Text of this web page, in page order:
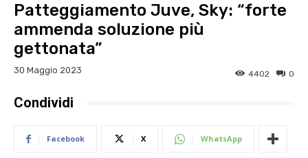
Patteggiamento Juve, Sky: “forte
ammenda soluzione più
gettonata”
30 Maggio 2023 0
4402
Condividi
Facebook X WhatsApp